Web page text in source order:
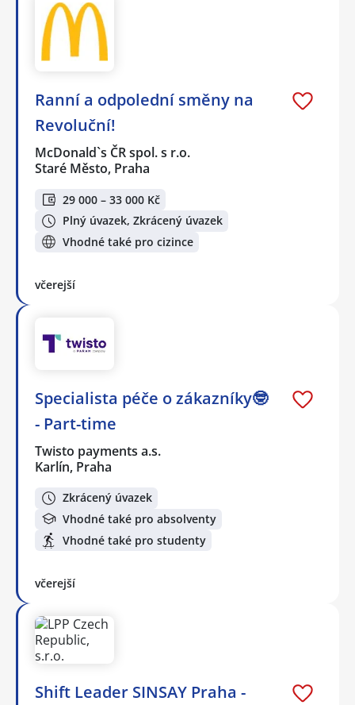
Ranní a odpolední směny na
Revoluční!
McDonald`s ČR spol. s r.o.
Staré Město, Praha
29 000 – 33 000 Kč
Plný úvazek, Zkrácený úvazek
Vhodné také pro cizince
včerejší
Specialista péče o zákazníky🤓
- Part-time
Twisto payments a.s.
Karlín, Praha
Zkrácený úvazek
Vhodné také pro absolventy
Vhodné také pro studenty
včerejší
Shift Leader SINSAY Praha -